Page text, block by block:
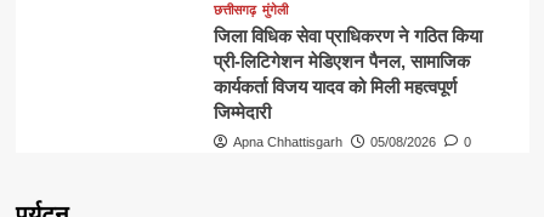
छत्तीसगढ़ मुंगेली
जिला विधिक सेवा प्राधिकरण ने गठित किया
प्री-लिटिगेशन मेडिएशन पैनल, सामाजिक
कार्यकर्ता विजय यादव को मिली महत्वपूर्ण
जिम्मेदारी
Apna Chhattisgarh 05/08/2026 0